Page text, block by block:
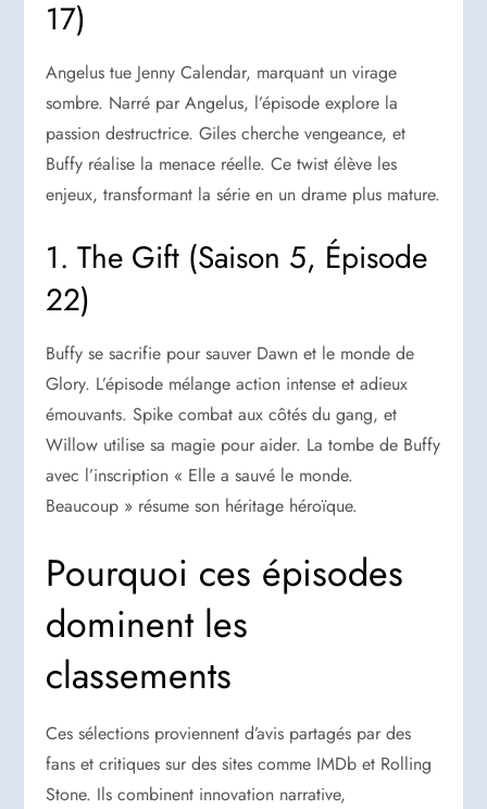
17)
Angelus tue Jenny Calendar, marquant un virage
sombre. Narré par Angelus, l’épisode explore la
passion destructrice. Giles cherche vengeance, et
Buffy réalise la menace réelle. Ce twist élève les
enjeux, transformant la série en un drame plus mature.
1. The Gift (Saison 5, Épisode
22)
Buffy se sacrifie pour sauver Dawn et le monde de
Glory. L’épisode mélange action intense et adieux
émouvants. Spike combat aux côtés du gang, et
Willow utilise sa magie pour aider. La tombe de Buffy
avec l’inscription « Elle a sauvé le monde.
Beaucoup » résume son héritage héroïque.
Pourquoi ces épisodes
dominent les
classements
Ces sélections proviennent d’avis partagés par des
fans et critiques sur des sites comme IMDb et Rolling
Stone. Ils combinent innovation narrative,